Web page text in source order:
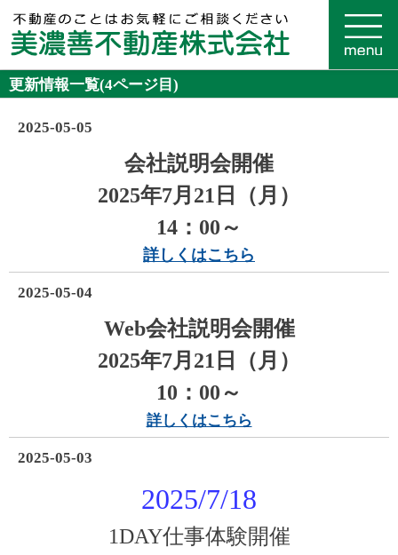
更新情報一覧(4ページ目)
2025-05-05
会社説明会開催
2025年7月21日（月）
14：00～
詳しくはこちら
2025-05-04
Web会社説明会開催
2025年7月21日（月 ）
10：00～
詳しくはこちら
2025-05-03
2025/7/18
1DAY仕事体験開催